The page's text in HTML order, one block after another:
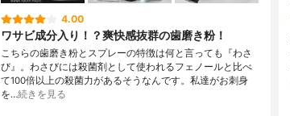
4.00
ワサビ成分入り！？爽快感抜群の歯磨き粉！
こちらの歯磨き粉とスプレーの特徴は何と言っても『わさ
び』。わさびには殺菌剤として使われるフェノールと比べ
て100倍以上の殺菌力があるそうなんです。私達がお刺身
を…続きを見る